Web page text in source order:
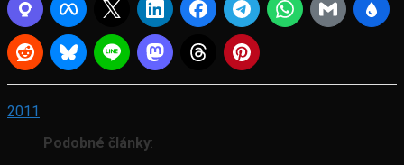
2011
Podobné články: